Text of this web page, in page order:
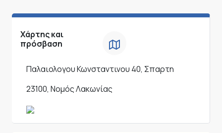
Χάρτης και
πρόσβαση
Παλαιολογου Κωνσταντινου 40, Σπαρτη
23100, Νομός Λακωνίας